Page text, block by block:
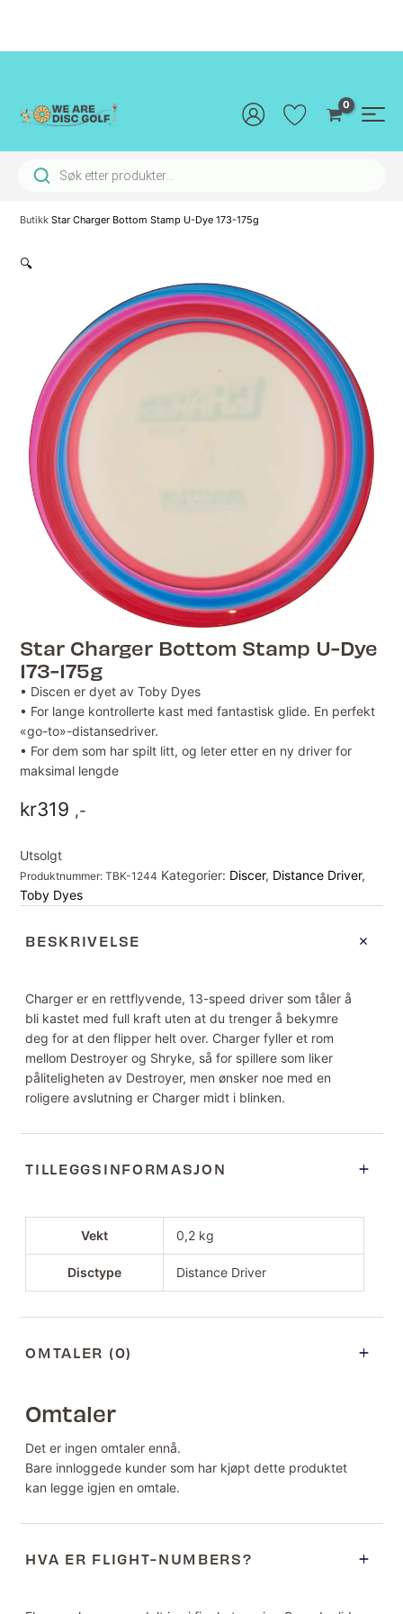
innholdet
Products search
Butikk Star Charger Bottom Stamp U-Dye 173-175g
🔍
Star Charger Bottom Stamp U-Dye
173-175g
• Discen er dyet av Toby Dyes
• For lange kontrollerte kast med fantastisk glide. En perfekt
«go-to»-distansedriver.
• For dem som har spilt litt, og leter etter en ny driver for
maksimal lengde
kr319 ,-
Utsolgt
Produktnummer:TBK-1244 Kategorier: Discer, Distance Driver,
Toby Dyes
BESKRIVELSE
Charger er en rettflyvende, 13-speed driver som tåler å
bli kastet med full kraft uten at du trenger å bekymre
deg for at den flipper helt over. Charger fyller et rom
mellom Destroyer og Shryke, så for spillere som liker
påliteligheten av Destroyer, men ønsker noe med en
roligere avslutning er Charger midt i blinken.
TILLEGGSINFORMASJON
Vekt 0,2 kg
Disctype Distance Driver
OMTALER (0)
Omtaler
Det er ingen omtaler ennå.
Bare innloggede kunder som har kjøpt dette produktet
kan legge igjen en omtale.
HVA ER FLIGHT-NUMBERS?